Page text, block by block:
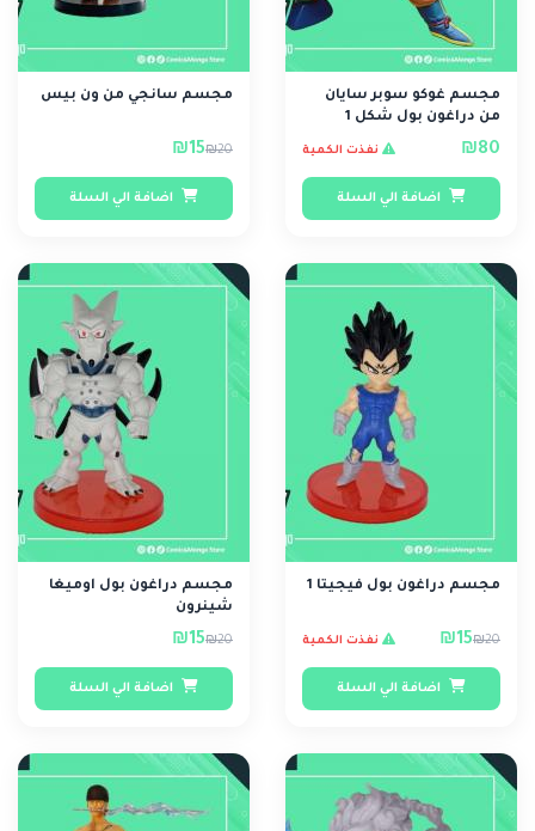
مجسم غوكو سوبر سايان
من دراغون بول شكل 1
₪80 نفذت الكمية
اضافة الي السلة
مجسم سانجي من ون بيس
₪20
₪15
اضافة الي السلة
مجسم دراغون بول فيجيتا 1
₪20
₪15 نفذت الكمية
اضافة الي السلة
مجسم دراغون بول اوميغا
شينرون
₪20
₪15
اضافة الي السلة